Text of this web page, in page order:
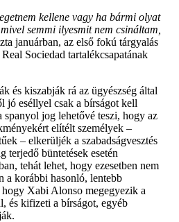
kellene vagy ha bármi olyat
semmi ilyesmit nem csináltam,
januárban, az első fokú tárgyalás
Sociedad tartalékcsapatának
és kiszabják rá az ügyészség által
jó eséllyel csak a bírságot kell
spanyol jog lehetővé teszi, hogy az
elítélt személyek –
– elkerüljék a szabadságvesztés
terjedő büntetések esetén
tehát lehet, hogy ezesetben nem
a korábbi hasonló, lentebb
Xabi Alonso megegyezik a
és kifizeti a bírságot, egyéb